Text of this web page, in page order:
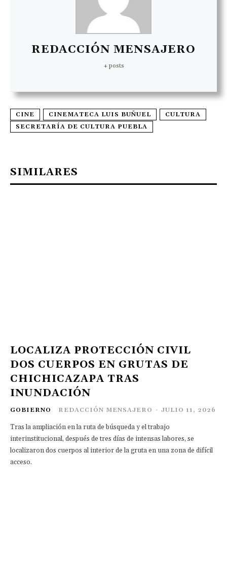
REDACCIÓN MENSAJERO
+ posts
CINE CINEMATECA LUIS BUÑUEL
CULTURA
SECRETARÍA DE CULTURA PUEBLA
SIMILARES
LOCALIZA PROTECCIÓN CIVIL
DOS CUERPOS EN GRUTAS DE
CHICHICAZAPA TRAS
INUNDACIÓN
GOBIERNO REDACCIÓN MENSAJERO - JULIO 11, 2026
Tras la ampliación en la ruta de búsqueda y el trabajo
interinstitucional, después de tres días de intensas labores, se
localizaron dos cuerpos al interior de la gruta en una zona de difícil
acceso.